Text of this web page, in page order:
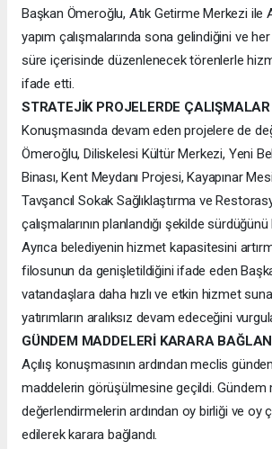
Başkan Ömeroğlu, Atık Getirme Merkezi ile
yapım çalışmalarında sona gelindiğini ve
süre içerisinde düzenlenecek törenlerle
ifade etti.
STRATEJİK PROJELERDE
Konuşmasında devam eden projelere de
Ömeroğlu, Diliskelesi Kültür Merkezi, Yeni
Binası, Kent Meydanı Projesi, Kayapınar
Tavşancıl Sokak Sağlıklaştırma ve
çalışmalarının planlandığı şekilde
Ayrıca belediyenin hizmet kapasitesini
filosunun da genişletildiğini ifade eden
vatandaşlara daha hızlı ve etkin hizmet
yatırımların aralıksız devam edeceğini
GÜNDEM MADDELERİ KARARA
Açılış konuşmasının ardından meclis
maddelerin görüşülmesine geçildi. Gündem
değerlendirmelerin ardından oy birliği ve oy
edilerek karara bağlandı.